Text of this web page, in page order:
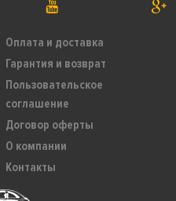
Оплата и доставка
Гарантия и возврат
Пользовательское
соглашение
Договор оферты
О компании
Контакты